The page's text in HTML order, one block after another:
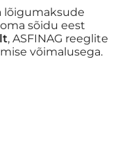
lõigumaksude
sõidu eest
, ASFINAG reeglite
võimalusega.